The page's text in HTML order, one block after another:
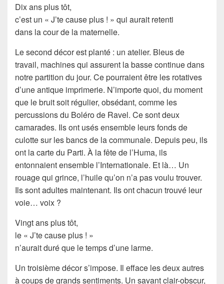
Dix ans plus tôt,
c’est un « J’te cause plus ! » qui aurait retenti
dans la cour de la maternelle.
Le second décor est planté : un atelier. Bleus de
travail, machines qui assurent la basse continue dans
notre partition du jour. Ce pourraient être les rotatives
d’une antique imprimerie. N’importe quoi, du moment
que le bruit soit régulier, obsédant, comme les
percussions du Boléro de Ravel. Ce sont deux
camarades. Ils ont usés ensemble leurs fonds de
culotte sur les bancs de la communale. Depuis peu, ils
ont la carte du Parti. À la fête de l’Huma, ils
entonnaient ensemble l’Internationale. Et là… Un
rouage qui grince, l’huile qu’on n’a pas voulu trouver.
Ils sont adultes maintenant. Ils ont chacun trouvé leur
voie… voix ?
Vingt ans plus tôt,
le « J’te cause plus ! »
n’aurait duré que le temps d’une larme.
Un troisième décor s’impose. Il efface les deux autres
à coups de grands sentiments. Un savant clair-obscur,